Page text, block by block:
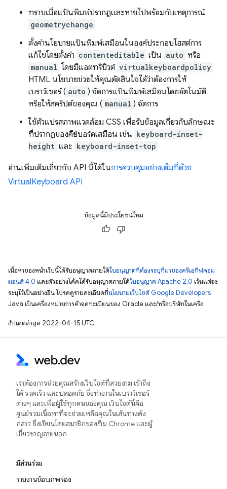
ทราบเมื่อแป้นพิมพ์ปรากฏและหายไปพร้อมกับเหตุการณ์
geometrychange
ตั้งค่านโยบายแป้นพิมพ์เสมือนในองค์ประกอบโฮสต์การ
แก้ไขโดยตั้งค่า contenteditable เป็น auto หรือ
manual โดยมีแอตทริบิวต์ virtualkeyboardpolicy
HTML นโยบายช่วยให้คุณตัดสินใจได้ว่าต้องการให้
เบราว์เซอร์ ( auto ) จัดการแป้นพิมพ์เสมือนโดยอัตโนมัติ
หรือให้สคริปต์ของคุณ ( manual ) จัดการ
ใช้ตัวแปรสภาพแวดล้อม CSS เพื่อรับข้อมูลเกี่ยวกับลักษณะ
ที่ปรากฏของคีย์บอร์ดเสมือน เช่น keyboard-inset-
height และ keyboard-inset-top
อ่านเพิ่มเติมเกี่ยวกับ API นี้ได้ในการควบคุมอย่างเต็มที่ด้วย
VirtualKeyboard API
ข้อมูลนี้มีประโยชน์ไหม
เนื้อหาของหน้าเว็บนี้ได้รับอนุญาตภายใต้ใบอนุญาตที่ต้องระบุที่มาของครีเอทีฟคอม
มอนส์ 4.0 และตัวอย่างโค้ดได้รับอนุญาตภายใต้ใบอนุญาต Apache 2.0 เว้นแต่จะ
ระบุไว้เป็นอย่างอื่น โปรดดูรายละเอียดที่นโยบายเว็บไซต์ Google Developers
Java เป็นเครื่องหมายการค้าจดทะเบียนของ Oracle และ/หรือบริษัทในเครือ
อัปเดตล่าสุด 2022-04-15 UTC
เราต้องการช่วยคุณสร้างเว็บไซต์ที่สวยงาม เข้าถึง
ได้ รวดเร็ว และปลอดภัย ซึ่งทำงานในเบราว์เซอร์
ต่างๆ และเพื่อผู้ใช้ทุกคนของคุณ เว็บไซต์นี้คือ
ศูนย์รวมเนื้อหาที่จะช่วยเหลือคุณในเส้นทางดัง
กล่าว ซึ่งเขียนโดยสมาชิกของทีม Chrome และผู้
เชี่ยวชาญภายนอก
มีส่วนร่วม
รายงานข้อบกพร่อง